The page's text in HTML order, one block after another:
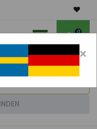
0
Maschine wählen:
×